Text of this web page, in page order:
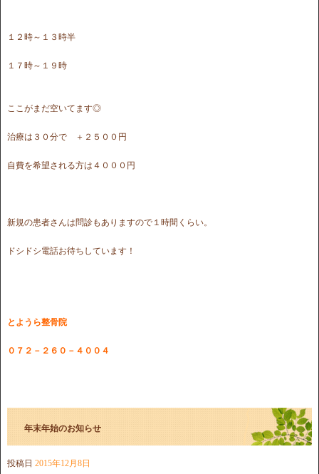
１２時～１３時半
１７時～１９時
ここがまだ空いてます◎
治療は３０分で ＋２５００円
自費を希望される方は４０００円
新規の患者さんは問診もありますので１時間くらい。
ドシドシ電話お待ちしています！
とようら整骨院
０７２－２６０－４００４
年末年始のお知らせ
投稿日 2015年12月8日